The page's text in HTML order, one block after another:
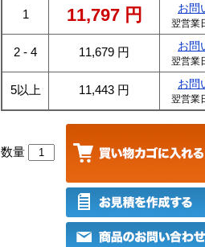
1 11,797 円 お問
翌営業
2 - 4 11,679 円 お問
翌営業
5以上 11,443 円 お問
翌営業
数量